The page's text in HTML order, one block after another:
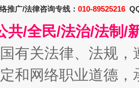
今
推广/法律咨询专线： 010-89525216
共/全民/法治/法制/
有关法律、法规
和网络职业道德